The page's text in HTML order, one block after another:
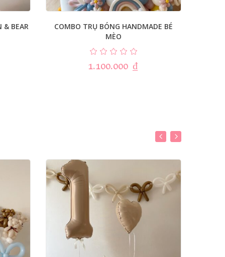
& BEAR
COMBO TRỤ BÓNG HANDMADE BÉ
MÈO
1.100.000 ₫